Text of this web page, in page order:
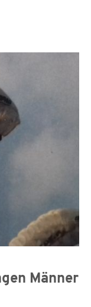
Männer